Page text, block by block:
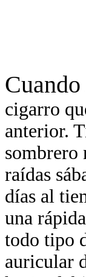
Cuando
cigarro
anterior.
sombrero
raídas
días al
una
todo tipo
auricular